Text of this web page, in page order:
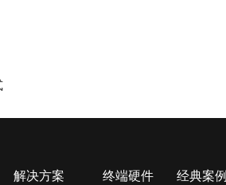
解决方案 终端硬件 经典案例